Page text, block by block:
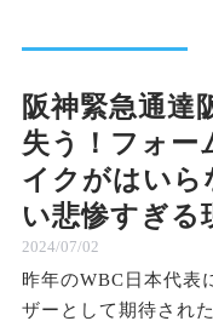
阪神緊急通達
失う！フォー
イクがはいら
い悲惨すぎる
2024/07/02
昨年のWBC日本代表
ザーとして期待され